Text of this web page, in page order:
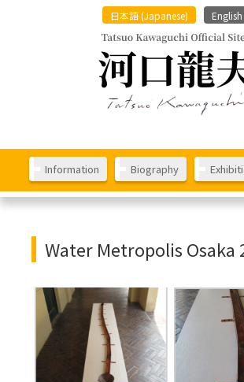
English
日本語(Japanese)
Information Biography
Water Metropolis Osaka